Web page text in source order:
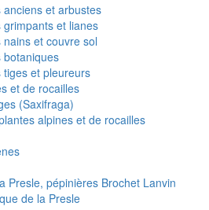
anciens et arbustes
grimpants et lianes
nains et couvre sol
botaniques
tiges et pleureurs
et de rocailles
(Saxifraga)
alpines et de rocailles
Presle, pépinières Brochet Lanvin
de la Presle